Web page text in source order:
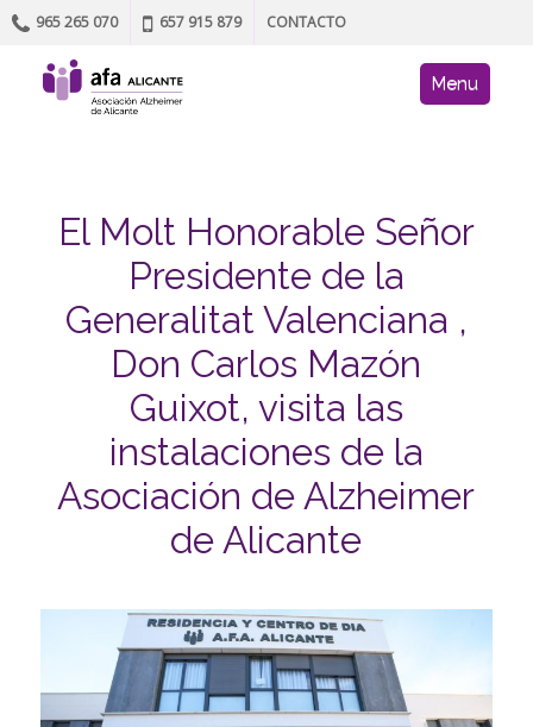
965 265 070 657 915 879 CONTACTO
AFA site
Skip to content
Menu
El Molt Honorable Señor
Presidente de la
Generalitat Valenciana ,
Don Carlos Mazón
Guixot, visita las
instalaciones de la
Asociación de Alzheimer
de Alicante